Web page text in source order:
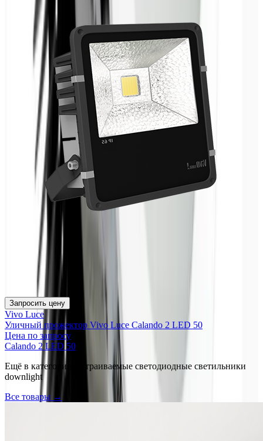
Запросить цену
Vivo Luce
Уличный прожектор Vivo Luce Calando 2 LED 50
Цена по запросу
Calando 2 LED 50
Ещё в категории
Встраиваемые светодиодные светильники
downlight
Все товары →